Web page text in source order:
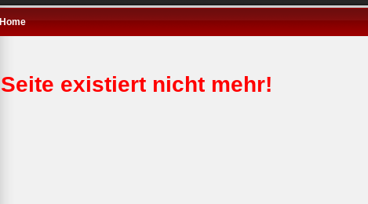
Home
Seite existiert nicht mehr!